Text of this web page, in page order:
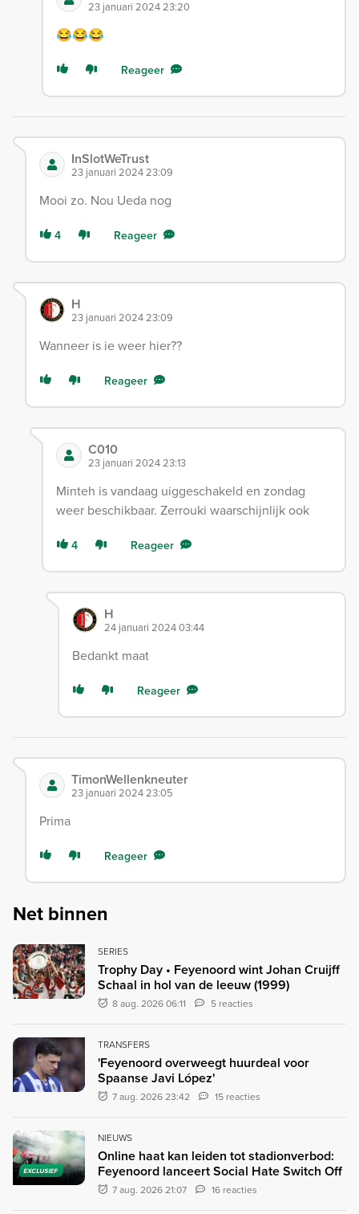
23 januari 2024 23:20
😂😂😂
Reageer
InSlotWeTrust
23 januari 2024 23:09
Mooi zo. Nou Ueda nog
4 Reageer
H
23 januari 2024 23:09
Wanneer is ie weer hier??
Reageer
C010
23 januari 2024 23:13
Minteh is vandaag uiggeschakeld en zondag
weer beschikbaar. Zerrouki waarschijnlijk ook
4 Reageer
H
24 januari 2024 03:44
Bedankt maat
Reageer
TimonWellenkneuter
23 januari 2024 23:05
Prima
Reageer
Net binnen
SERIES
Trophy Day • Feyenoord wint Johan Cruijff
Schaal in hol van de leeuw (1999)
8 aug. 2026 06:11 5 reacties
TRANSFERS
'Feyenoord overweegt huurdeal voor
Spaanse Javi López'
7 aug. 2026 23:42 15 reacties
EXCLUSIEF
NIEUWS
Online haat kan leiden tot stadionverbod:
Feyenoord lanceert Social Hate Switch Off
7 aug. 2026 21:07 16 reacties